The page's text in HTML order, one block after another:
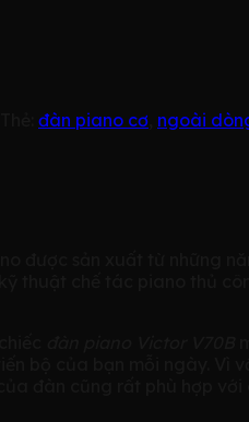
đàn piano cơ ngoài
được sản xuất từ những
thuật chế tác piano thủ
bộ của bạn mỗi ngày.
đàn cũng rất phù hợp